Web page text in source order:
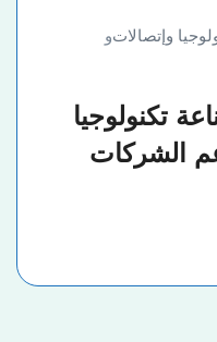
وإتصالاتو
تكنولوجيا
الشركات